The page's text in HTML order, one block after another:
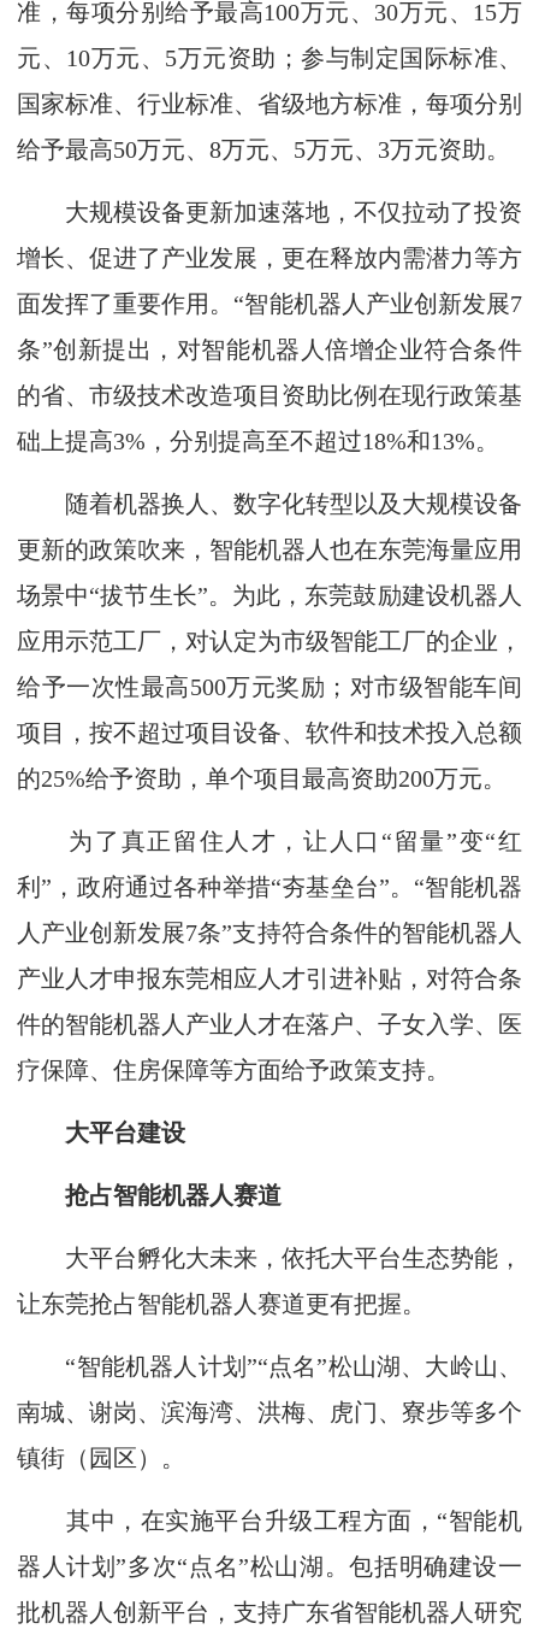
准，每项分别给予最高100万元、30万元、15万
元、10万元、5万元资助；参与制定国际标准、
国家标准、行业标准、省级地方标准，每项分别
给予最高50万元、8万元、5万元、3万元资助。
大规模设备更新加速落地，不仅拉动了投资
增长、促进了产业发展，更在释放内需潜力等方
面发挥了重要作用。“智能机器人产业创新发展7
条”创新提出，对智能机器人倍增企业符合条件
的省、市级技术改造项目资助比例在现行政策基
础上提高3%，分别提高至不超过18%和13%。
随着机器换人、数字化转型以及大规模设备
更新的政策吹来，智能机器人也在东莞海量应用
场景中“拔节生长”。为此，东莞鼓励建设机器人
应用示范工厂，对认定为市级智能工厂的企业，
给予一次性最高500万元奖励；对市级智能车间
项目，按不超过项目设备、软件和技术投入总额
的25%给予资助，单个项目最高资助200万元。
为了真正留住人才，让人口“留量”变“红
利”，政府通过各种举措“夯基垒台”。“智能机器
人产业创新发展7条”支持符合条件的智能机器人
产业人才申报东莞相应人才引进补贴，对符合条
件的智能机器人产业人才在落户、子女入学、医
疗保障、住房保障等方面给予政策支持。
大平台建设
抢占智能机器人赛道
大平台孵化大未来，依托大平台生态势能，
让东莞抢占智能机器人赛道更有把握。
“智能机器人计划”“点名”松山湖、大岭山、
南城、谢岗、滨海湾、洪梅、虎门、寮步等多个
镇街（园区）。
其中，在实施平台升级工程方面，“智能机
器人计划”多次“点名”松山湖。包括明确建设一
批机器人创新平台，支持广东省智能机器人研究